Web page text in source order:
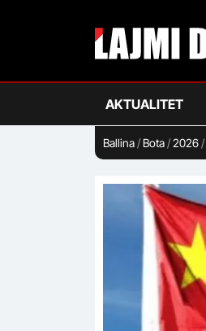
AKTUALITET
Ballina/ Bota/2026/